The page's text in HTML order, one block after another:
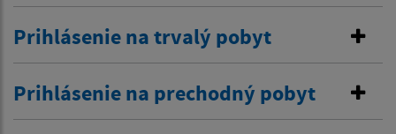
Prihlásenie na trvalý pobyt
Prihlásenie na prechodný pobyt